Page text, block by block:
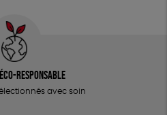
responsable
avec soin